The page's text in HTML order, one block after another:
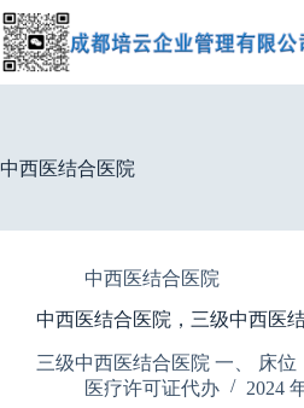
跳
至
内
容
中西医结合医院
中西医结合医院
中西医结合医院，三级中西医
三级中西医结合医院 一、 床
医疗许可证代办
2024